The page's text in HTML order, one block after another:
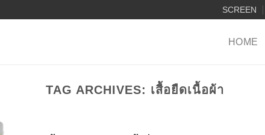
SCREEN
HOME
TAG ARCHIVES: เสื้อยืดเนื้อผ้า